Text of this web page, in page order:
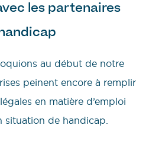
les partenaires
au début de notre
peinent encore à remplir
en matière d’emploi
situation de handicap.